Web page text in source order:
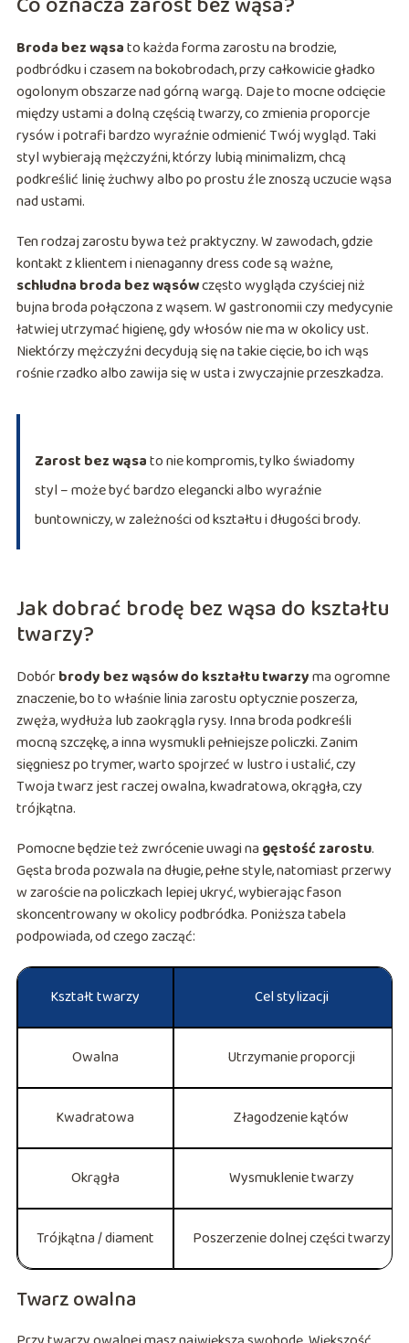
Broda bez wąsato każda forma zarostu na brodzie,
podbródku i czasem na bokobrodach, przy całkowicie gładko
ogolonym obszarze nad górną wargą. Daje to mocne odcięcie
między ustami a dolną częścią twarzy, co zmienia proporcje
rysów i potrafi bardzo wyraźnie odmienić Twój wygląd. Taki
styl wybierają mężczyźni, którzy lubią minimalizm, chcą
podkreślić linię żuchwy albo po prostu źle znoszą uczucie wąsa
nad ustami.
Ten rodzaj zarostu bywa też praktyczny. W zawodach, gdzie
kontakt z klientem i nienaganny dress code są ważne,
schludna broda bez wąsówczęsto wygląda czyściej niż
bujna broda połączona z wąsem. W gastronomii czy medycynie
łatwiej utrzymać higienę, gdy włosów nie ma w okolicy ust.
Niektórzy mężczyźni decydują się na takie cięcie, bo ich wąs
rośnie rzadko albo zawija się w usta i zwyczajnie przeszkadza.
Zarost bez wąsato nie kompromis, tylko świadomy
styl – może być bardzo elegancki albo wyraźnie
buntowniczy, w zależności od kształtu i długości brody.
Jak dobrać brodę bez wąsa do kształtu
twarzy?
Dobórbrody bez wąsów do kształtu twarzyma ogromne
znaczenie, bo to właśnie linia zarostu optycznie poszerza,
zwęża, wydłuża lub zaokrągla rysy. Inna broda podkreśli
mocną szczękę, a inna wysmukli pełniejsze policzki. Zanim
sięgniesz po trymer, warto spojrzeć w lustro i ustalić, czy
Twoja twarz jest raczej owalna, kwadratowa, okrągła, czy
trójkątna.
Pomocne będzie też zwrócenie uwagi na gęstość zarostu.
Gęsta broda pozwala na długie, pełne style, natomiast przerwy
w zaroście na policzkach lepiej ukryć, wybierając fason
skoncentrowany w okolicy podbródka. Poniższa tabela
podpowiada, od czego zacząć:
Kształt twarzy Cel stylizacji
Owalna Utrzymanie proporcji
Kwadratowa Złagodzenie kątów
Okrągła Wysmuklenie twarzy
Trójkątna / diament Poszerzenie dolnej części twarzy
Twarz owalna